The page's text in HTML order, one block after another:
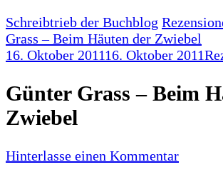
Schreibtrieb der Buchblog
Grass – Beim Häuten der Zwiebel
16. Oktober 201116. Oktober 2011
Günter Grass – Beim
Zwiebel
Hinterlasse einen Kommentarzu